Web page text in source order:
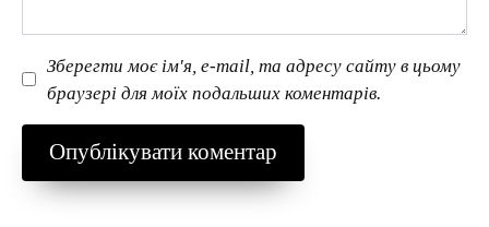
Зберегти моє ім'я, e-mail, та адресу сайту в цьому
браузері для моїх подальших коментарів.